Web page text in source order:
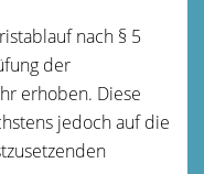
nach § 5
der
erhoben. Diese
jedoch auf die